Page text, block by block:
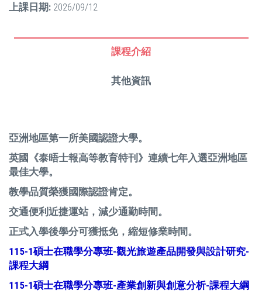
上課日期: 2026/09/12
課程介紹
其他資訊
亞洲地區第一所美國認證大學。
英國《泰晤士報高等教育特刊》連續七年入選亞洲地區
最佳大學。
教學品質榮獲國際認證肯定。
交通便利近捷運站，減少通勤時間。
正式入學後學分可獲抵免，縮短修業時間。
115-1碩士在職學分專班-觀光旅遊產品開發與設計研究-
課程大綱
115-1碩士在職學分專班-產業創新與創意分析-課程大綱